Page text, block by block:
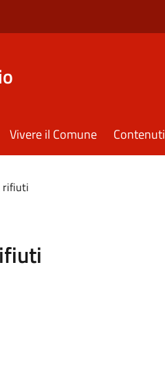
Vivere il Comune Contenuti
rifiuti